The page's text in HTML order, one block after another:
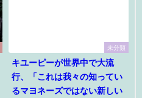
未分類
キユーピーが世界中で大流
行、「これは我々の知ってい
るマヨネーズではない新しい